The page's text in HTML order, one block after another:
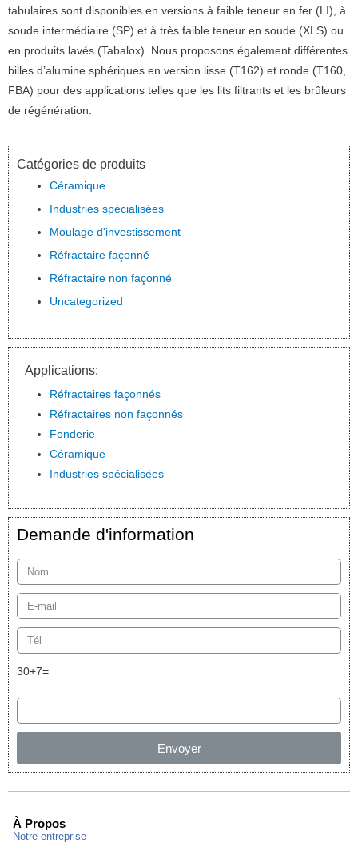
tabulaires sont disponibles en versions à faible teneur en fer (LI), à
soude intermédiaire (SP) et à très faible teneur en soude (XLS) ou
en produits lavés (Tabalox).
Nous proposons également différentes
billes d’alumine sphériques en version lisse (T162) et ronde (T160,
FBA) pour des applications telles que les lits filtrants et les brûleurs
de régénération.
Catégories de produits
Céramique
Industries spécialisées
Moulage d'investissement
Réfractaire façonné
Réfractaire non façonné
Uncategorized
Applications:
Réfractaires façonnés
Réfractaires non façonnés
Fonderie
Céramique
Industries spécialisées
Demande d'information
30+7=
Envoyer
À Propos
Notre entreprise